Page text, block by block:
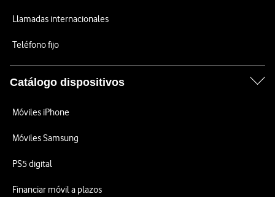
Llamadas internacionales
Teléfono fijo
Catálogo dispositivos
Móviles iPhone
Móviles Samsung
PS5 digital
Financiar móvil a plazos